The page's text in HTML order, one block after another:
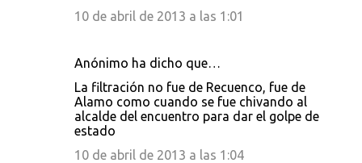
10 de abril de 2013 a las 1:01
Anónimo ha dicho que…
La filtración no fue de Recuenco, fue de
Alamo como cuando se fue chivando al
alcalde del encuentro para dar el golpe de
estado
10 de abril de 2013 a las 1:04